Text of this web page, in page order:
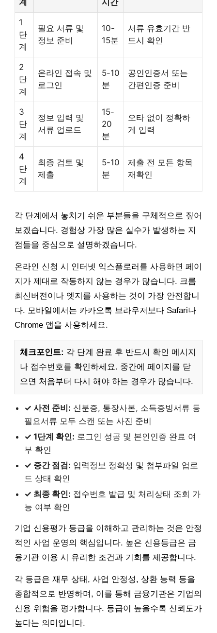
계 시간
1
단
계
필요 서류 및
정보 준비
10-
15분
서류 유효기간 반
드시 확인
2
단
계
온라인 접속 및
로그인
5-10
분
공인인증서 또는
간편인증 준비
3
단
계
정보 입력 및
서류 업로드
15-
20
분
오타 없이 정확하
게 입력
4
단
계
최종 검토 및
제출
5-10
분
제출 전 모든 항목
재확인
각 단계에서 놓치기 쉬운 부분들을 구체적으로 짚어
보겠습니다. 경험상 가장 많은 실수가 발생하는 지
점들을 중심으로 설명하겠습니다.
온라인 신청 시 인터넷 익스플로러를 사용하면 페이
지가 제대로 작동하지 않는 경우가 많습니다. 크롬
최신버전이나 엣지를 사용하는 것이 가장 안전합니
다. 모바일에서는 카카오톡 브라우저보다 Safari나
Chrome 앱을 사용하세요.
체크포인트: 각 단계 완료 후 반드시 확인 메시지
나 접수번호를 확인하세요. 중간에 페이지를 닫
으면 처음부터 다시 해야 하는 경우가 많습니다.
✓ 사전 준비: 신분증, 통장사본, 소득증빙서류 등
필요서류 모두 스캔 또는 사진 준비
✓ 1단계 확인: 로그인 성공 및 본인인증 완료 여
부 확인
✓ 중간 점검: 입력정보 정확성 및 첨부파일 업로
드 상태 확인
✓ 최종 확인: 접수번호 발급 및 처리상태 조회 가
능 여부 확인
기업 신용평가 등급을 이해하고 관리하는 것은 안정
적인 사업 운영의 핵심입니다. 높은 신용등급은 금
융기관 이용 시 유리한 조건과 기회를 제공합니다.
각 등급은 재무 상태, 사업 안정성, 상환 능력 등을
종합적으로 반영하며, 이를 통해 금융기관은 기업의
신용 위험을 평가합니다. 등급이 높을수록 신뢰도가
높다는 의미입니다.